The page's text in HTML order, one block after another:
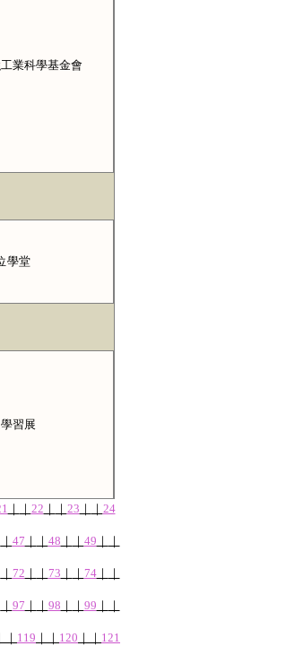
業科學基金會
學堂
習展
｜ ｜ 22 ｜ ｜ 23 ｜ ｜ 24
｜ 47 ｜ ｜ 48 ｜ ｜ 49 ｜
｜
｜ 72 ｜ ｜ 73 ｜ ｜ 74｜
｜
｜ 97 ｜ ｜ 98 ｜ ｜ 99 ｜
｜
｜ 119 ｜ ｜ 120 ｜ ｜ 121